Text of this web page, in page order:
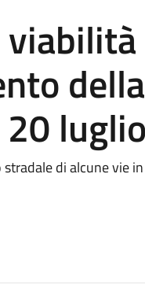
luglio
di alcune vie